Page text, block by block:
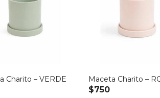
Charito – VERDE Maceta Charito –
$750